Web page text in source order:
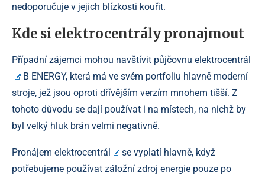
nedoporučuje v jejich blízkosti kouřit.
Kde si elektrocentrály pronajmout
Případní zájemci mohou navštívit půjčovnu elektrocentrál
B ENERGY, která má ve svém portfoliu hlavně moderní
stroje, jež jsou oproti dřívějším verzím mnohem tišší. Z
tohoto důvodu se dají používat i na místech, na nichž by
byl velký hluk brán velmi negativně.
Pronájem elektrocentrál
se vyplatí hlavně, když
potřebujeme používat záložní zdroj energie pouze po